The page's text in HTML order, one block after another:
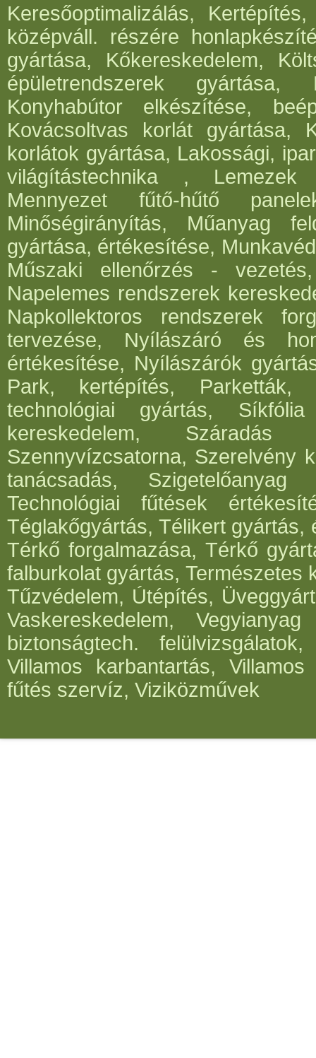
Keresőoptimalizálás,
középváll. részére
gyártása, Kőkereskedelem,
épületrendszerek gyártása,
Konyhabútor elkészítése,
Kovácsoltvas korlát gyártása,
korlátok gyártása, Lakossági,
világítástechnika , Lemezek
Mennyezet fűtő-hűtő
Minőségirányítás, Műanyag
gyártása, értékesítése,
Műszaki ellenőrzés -
Napelemes rendszerek
Napkollektoros rendszerek
tervezése, Nyílászáró és
értékesítése, Nyílászárók
Park, kertépítés, Parketták,
technológiai gyártás,
kereskedelem, Száradás
Szennyvízcsatorna, Szerelvény
tanácsadás,
Technológiai fűtések
Téglakőgyártás, Télikert gyártás,
Térkő forgalmazása, Térkő
falburkolat gyártás, Természetes
Tűzvédelem, Útépítés,
Vaskereskedelem,
biztonságtech.
Villamos karbantartás,
fűtés szervíz, Viziközművek